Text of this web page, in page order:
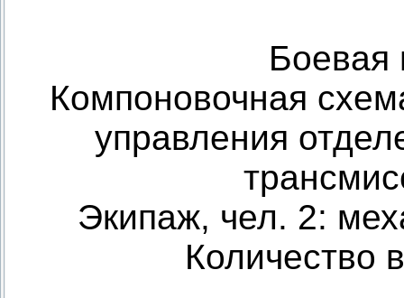
Боевая
Компоновочная
управления
Экипаж, чел. 2:
Количество